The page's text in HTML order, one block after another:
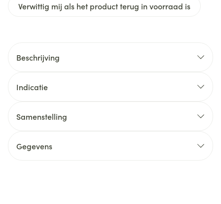
Verwittig mij als het product terug in voorraad is
Beschrijving
Indicatie
Samenstelling
Gegevens